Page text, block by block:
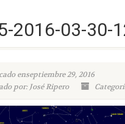
2016-03-30-
enseptiembre 29, 2016
por: José Ripero